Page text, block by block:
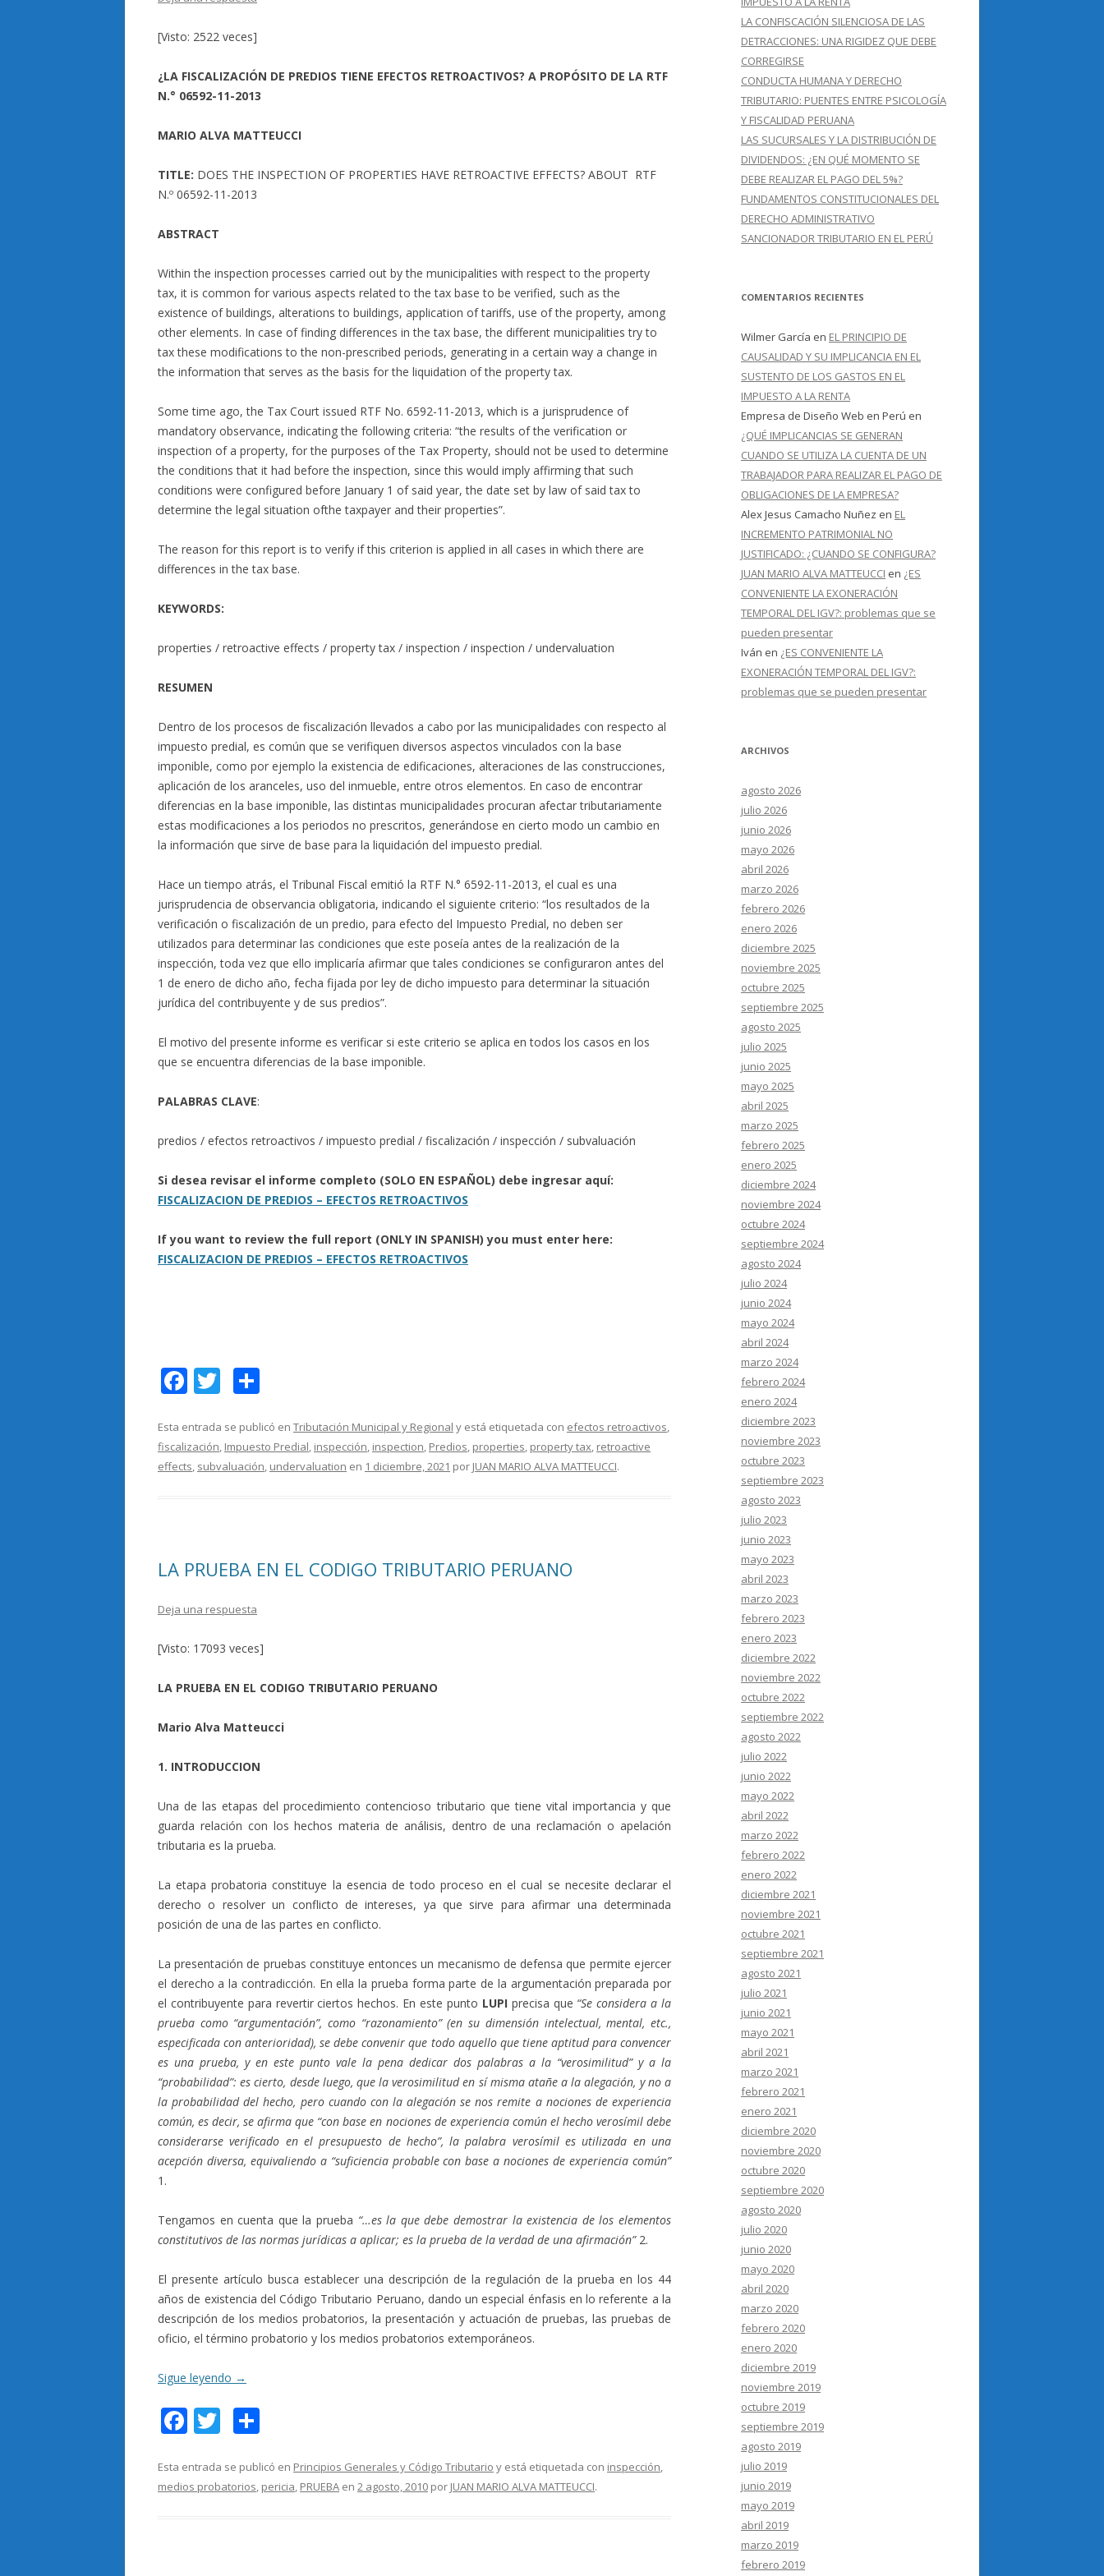
[Visto: 2522 veces]
¿LA FISCALIZACIÓN DE PREDIOS TIENE EFECTOS RETROACTIVOS? A PROPÓSITO DE LA RTF
N.° 06592-11-2013
MARIO ALVA MATTEUCCI
TITLE: DOES THE INSPECTION OF PROPERTIES HAVE RETROACTIVE EFFECTS? ABOUT RTF
N.º 06592-11-2013
ABSTRACT
Within the inspection processes carried out by the municipalities with respect to the property
tax, it is common for various aspects related to the tax base to be verified, such as the
existence of buildings, alterations to buildings, application of tariffs, use of the property, among
other elements. In case of finding differences in the tax base, the different municipalities try to
tax these modifications to the non-prescribed periods, generating in a certain way a change in
the information that serves as the basis for the liquidation of the property tax.
Some time ago, the Tax Court issued RTF No. 6592-11-2013, which is a jurisprudence of
mandatory observance, indicating the following criteria: “the results of the verification or
inspection of a property, for the purposes of the Tax Property, should not be used to determine
the conditions that it had before the inspection, since this would imply affirming that such
conditions were configured before January 1 of said year, the date set by law of said tax to
determine the legal situation ofthe taxpayer and their properties”.
The reason for this report is to verify if this criterion is applied in all cases in which there are
differences in the tax base.
KEYWORDS:
properties / retroactive effects / property tax / inspection / inspection / undervaluation
RESUMEN
Dentro de los procesos de fiscalización llevados a cabo por las municipalidades con respecto al
impuesto predial, es común que se verifiquen diversos aspectos vinculados con la base
imponible, como por ejemplo la existencia de edificaciones, alteraciones de las construcciones,
aplicación de los aranceles, uso del inmueble, entre otros elementos. En caso de encontrar
diferencias en la base imponible, las distintas municipalidades procuran afectar tributariamente
estas modificaciones a los periodos no prescritos, generándose en cierto modo un cambio en
la información que sirve de base para la liquidación del impuesto predial.
Hace un tiempo atrás, el Tribunal Fiscal emitió la RTF N.° 6592-11-2013, el cual es una
jurisprudencia de observancia obligatoria, indicando el siguiente criterio: “los resultados de la
verificación o fiscalización de un predio, para efecto del Impuesto Predial, no deben ser
utilizados para determinar las condiciones que este poseía antes de la realización de la
inspección, toda vez que ello implicaría afirmar que tales condiciones se configuraron antes del
1 de enero de dicho año, fecha fijada por ley de dicho impuesto para determinar la situación
jurídica del contribuyente y de sus predios”.
El motivo del presente informe es verificar si este criterio se aplica en todos los casos en los
que se encuentra diferencias de la base imponible.
PALABRAS CLAVE:
predios / efectos retroactivos / impuesto predial / fiscalización / inspección / subvaluación
Si desea revisar el informe completo (SOLO EN ESPAÑOL) debe ingresar aquí:
FISCALIZACION DE PREDIOS – EFECTOS RETROACTIVOS
If you want to review the full report (ONLY IN SPANISH) you must enter here:
FISCALIZACION DE PREDIOS – EFECTOS RETROACTIVOS
F
e
b
T
itt
er
m
p
Esta entrada se publicó en Tributación Municipal y Regional y está etiquetada con efectos retroactivos,
fiscalización, Impuesto Predial, inspección, inspection, Predios, properties, property tax, retroactive
effects, subvaluación, undervaluation en 1 diciembre, 2021 por JUAN MARIO ALVA MATTEUCCI.
LA PRUEBA EN EL CODIGO TRIBUTARIO PERUANO
Deja una respuesta
[Visto: 17093 veces]
LA PRUEBA EN EL CODIGO TRIBUTARIO PERUANO
Mario Alva Matteucci
1. INTRODUCCION
Una de las etapas del procedimiento contencioso tributario que tiene vital importancia y que
guarda relación con los hechos materia de análisis, dentro de una reclamación o apelación
tributaria es la prueba.
La etapa probatoria constituye la esencia de todo proceso en el cual se necesite declarar el
derecho o resolver un conflicto de intereses, ya que sirve para afirmar una determinada
posición de una de las partes en conflicto.
La presentación de pruebas constituye entonces un mecanismo de defensa que permite ejercer
el derecho a la contradicción. En ella la prueba forma parte de la argumentación preparada por
el contribuyente para revertir ciertos hechos. En este punto LUPIprecisa que “Se considera a la
prueba como “argumentación”, como “razonamiento” (en su dimensión intelectual, mental, etc.,
especificada con anterioridad), se debe convenir que todo aquello que tiene aptitud para convencer
es una prueba, y en este punto vale la pena dedicar dos palabras a la “verosimilitud” y a la
“probabilidad”: es cierto, desde luego, que la verosimilitud en sí misma atañe a la alegación, y no a
la probabilidad del hecho, pero cuando con la alegación se nos remite a nociones de experiencia
común, es decir, se afirma que “con base en nociones de experiencia común el hecho verosímil debe
considerarse verificado en el presupuesto de hecho”, la palabra verosímil es utilizada en una
acepción diversa, equivaliendo a “suficiencia probable con base a nociones de experiencia común”
1.
Tengamos en cuenta que la prueba “…es la que debe demostrar la existencia de los elementos
constitutivos de las normas jurídicas a aplicar; es la prueba de la verdad de una afirmación”2.
El presente artículo busca establecer una descripción de la regulación de la prueba en los 44
años de existencia del Código Tributario Peruano, dando un especial énfasis en lo referente a la
descripción de los medios probatorios, la presentación y actuación de pruebas, las pruebas de
oficio, el término probatorio y los medios probatorios extemporáneos.
Sigue leyendo →
F
e
b
T
itt
er
m
p
Esta entrada se publicó en Principios Generales y Código Tributario y está etiquetada con inspección,
medios probatorios, pericia, PRUEBA en 2 agosto, 2010 por JUAN MARIO ALVA MATTEUCCI.
LA CONFISCACIÓN SILENCIOSA DE LAS
DETRACCIONES: UNA RIGIDEZ QUE DEBE
CORREGIRSE
CONDUCTA HUMANA Y DERECHO
TRIBUTARIO: PUENTES ENTRE PSICOLOGÍA
Y FISCALIDAD PERUANA
LAS SUCURSALES Y LA DISTRIBUCIÓN DE
DIVIDENDOS: ¿EN QUÉ MOMENTO SE
DEBE REALIZAR EL PAGO DEL 5%?
FUNDAMENTOS CONSTITUCIONALES DEL
DERECHO ADMINISTRATIVO
SANCIONADOR TRIBUTARIO EN EL PERÚ
COMENTARIOS RECIENTES
Wilmer García en EL PRINCIPIO DE
CAUSALIDAD Y SU IMPLICANCIA EN EL
SUSTENTO DE LOS GASTOS EN EL
IMPUESTO A LA RENTA
Empresa de Diseño Web en Perú en
¿QUÉ IMPLICANCIAS SE GENERAN
CUANDO SE UTILIZA LA CUENTA DE UN
TRABAJADOR PARA REALIZAR EL PAGO DE
OBLIGACIONES DE LA EMPRESA?
Alex Jesus Camacho Nuñez en EL
INCREMENTO PATRIMONIAL NO
JUSTIFICADO: ¿CUANDO SE CONFIGURA?
JUAN MARIO ALVA MATTEUCCI en ¿ES
CONVENIENTE LA EXONERACIÓN
TEMPORAL DEL IGV?: problemas que se
pueden presentar
Iván en ¿ES CONVENIENTE LA
EXONERACIÓN TEMPORAL DEL IGV?:
problemas que se pueden presentar
ARCHIVOS
agosto 2026
julio 2026
junio 2026
mayo 2026
abril 2026
marzo 2026
febrero 2026
enero 2026
diciembre 2025
noviembre 2025
octubre 2025
septiembre 2025
agosto 2025
julio 2025
junio 2025
mayo 2025
abril 2025
marzo 2025
febrero 2025
enero 2025
diciembre 2024
noviembre 2024
octubre 2024
septiembre 2024
agosto 2024
julio 2024
junio 2024
mayo 2024
abril 2024
marzo 2024
febrero 2024
enero 2024
diciembre 2023
noviembre 2023
octubre 2023
septiembre 2023
agosto 2023
julio 2023
junio 2023
mayo 2023
abril 2023
marzo 2023
febrero 2023
enero 2023
diciembre 2022
noviembre 2022
octubre 2022
septiembre 2022
agosto 2022
julio 2022
junio 2022
mayo 2022
abril 2022
marzo 2022
febrero 2022
enero 2022
diciembre 2021
noviembre 2021
octubre 2021
septiembre 2021
agosto 2021
julio 2021
junio 2021
mayo 2021
abril 2021
marzo 2021
febrero 2021
enero 2021
diciembre 2020
noviembre 2020
octubre 2020
septiembre 2020
agosto 2020
julio 2020
junio 2020
mayo 2020
abril 2020
marzo 2020
febrero 2020
enero 2020
diciembre 2019
noviembre 2019
octubre 2019
septiembre 2019
agosto 2019
julio 2019
junio 2019
mayo 2019
abril 2019
marzo 2019
febrero 2019